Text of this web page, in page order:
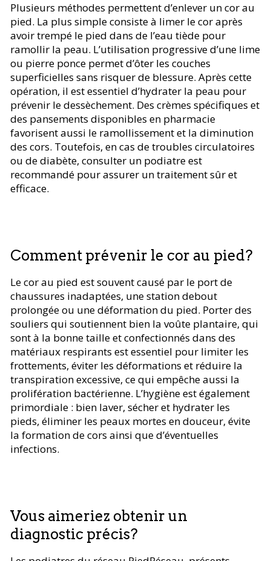
Plusieurs méthodes permettent d’enlever un cor au
pied. La plus simple consiste à limer le cor après
avoir trempé le pied dans de l’eau tiède pour
ramollir la peau. L’utilisation progressive d’une lime
ou pierre ponce permet d’ôter les couches
superficielles sans risquer de blessure. Après cette
opération, il est essentiel d’hydrater la peau pour
prévenir le dessèchement. Des crèmes spécifiques et
des pansements disponibles en pharmacie
favorisent aussi le ramollissement et la diminution
des cors. Toutefois, en cas de troubles circulatoires
ou de diabète, consulter un podiatre est
recommandé pour assurer un traitement sûr et
efficace.
Comment prévenir le cor au pied?
Le cor au pied est souvent causé par le port de
chaussures inadaptées, une station debout
prolongée ou une déformation du pied. Porter des
souliers qui soutiennent bien la voûte plantaire, qui
sont à la bonne taille et confectionnés dans des
matériaux respirants est essentiel pour limiter les
frottements, éviter les déformations et réduire la
transpiration excessive, ce qui empêche aussi la
prolifération bactérienne. L’hygiène est également
primordiale : bien laver, sécher et hydrater les
pieds, éliminer les peaux mortes en douceur, évite
la formation de cors ainsi que d’éventuelles
infections.
Vous aimeriez obtenir un
diagnostic précis?